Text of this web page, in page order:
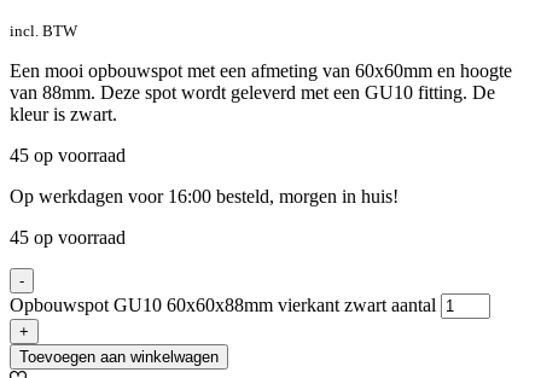
incl. BTW
Een mooi opbouwspot met een afmeting van 60x60mm en hoogte
van 88mm. Deze spot wordt geleverd met een GU10 fitting. De
kleur is zwart.
45 op voorraad
Op werkdagen voor 16:00 besteld, morgen in huis!
45 op voorraad
-
Opbouwspot GU10 60x60x88mm vierkant zwart aantal
+
Toevoegen aan winkelwagen